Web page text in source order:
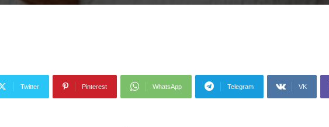
Twitter Pinterest WhatsApp Telegram VK